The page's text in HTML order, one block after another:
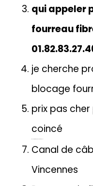
qui appeler
fourreau
je cherche
blocage
prix pas
coincé
Canal de
Vincennes